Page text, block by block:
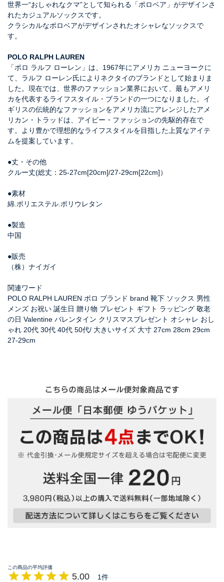
世界一“おしゃれなクマ”として知られる「ポロベア」がデザインさ
れたカジュアルソックスです。
クラシカルなポロベアがデザインされたオシャレなソックスで
す。
POLO RALPH LAUREN
「ポロ ラルフ ローレン」は、1967年にアメリカ ニューヨークに
て、ラルフ ローレン氏によりネクタイのブランドとして始まりま
した。現在では、世界のファッション業界において、最もアメリ
カを代表するライフスタイル・ブランドの一つになりました。イ
ギリスの伝統的なファッションをアメリカ流にアレンジしたアメ
リカン・トラッドは、アイビー・ファッションの先駆的存在で
す。より豊かで理想的なライフスタイルを目指した上質なアイテ
ムを提案しています。
●丈・その他
クルー丈(総丈：25-27cm[20cm]/27-29cm[22cm]）
●素材
綿.ポリエステル.ポリウレタン
●製造
中国
●販売
（株）ナイガイ
関連ワード
POLO RALPH LAUREN ポロ ブランド brand 靴下 ソックス 男性
メンズ お祝い 誕生日 贈り物 プレゼント ギフト ラッピング 敬老
の日 Valentine バレンタイン クリスマスプレゼント オシャレ おし
ゃれ 20代 30代 40代 50代/ 大きいサイズ 大寸 27cm 28cm 29cm
27-29cm
5.00 1